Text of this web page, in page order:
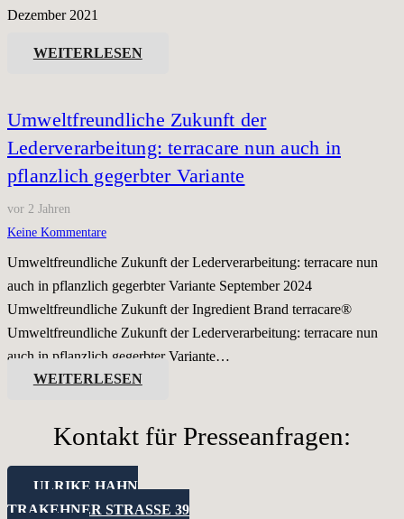
Dezember 2021
WEITERLESEN
Umweltfreundliche Zukunft der
Lederverarbeitung: terracare nun auch in
pflanzlich gegerbter Variante
vor 2 Jahren
Keine Kommentare
Umweltfreundliche Zukunft der Lederverarbeitung: terracare nun
auch in pflanzlich gegerbter Variante September 2024
Umweltfreundliche Zukunft der Ingredient Brand terracare®
Umweltfreundliche Zukunft der Lederverarbeitung: terracare nun
auch in pflanzlich gegerbter Variante…
WEITERLESEN
Kontakt für Presseanfragen:
ULRIKE HAHN
TRAKEHNER STRASSE 39